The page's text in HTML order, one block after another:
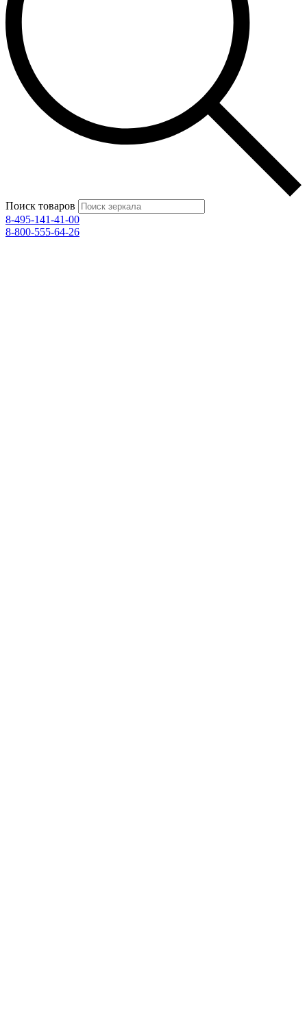
Поиск товаров
8-495-141-41-00
8-800-555-64-26